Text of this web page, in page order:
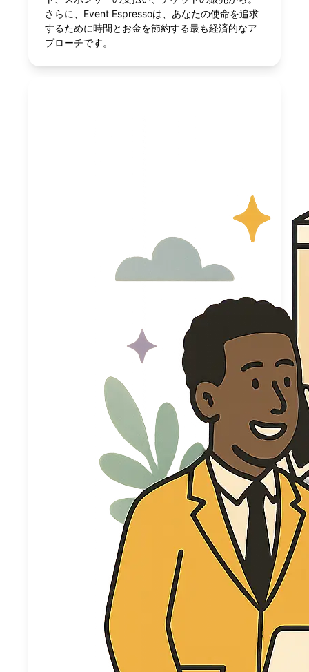
さらに、Event Espressoは、あなたの使命を追求
するために時間とお金を節約する最も経済的なア
プローチです。